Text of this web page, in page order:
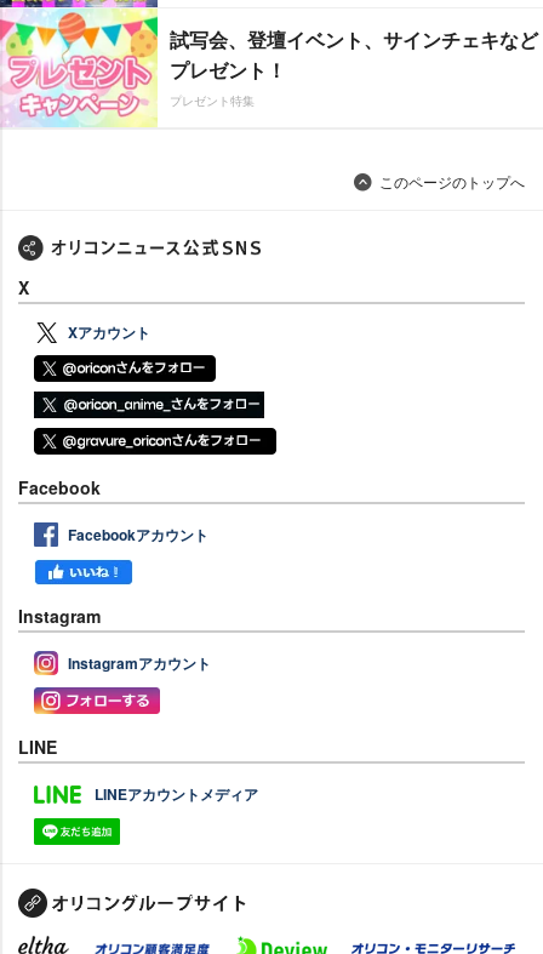
試写会、登壇イベント、サインチェキなど
プレゼント！
プレゼント特集
このページのトップへ
X
Xアカウント
Facebook
Facebookアカウント
Instagram
Instagramアカウント
LINE
LINEアカウントメディア